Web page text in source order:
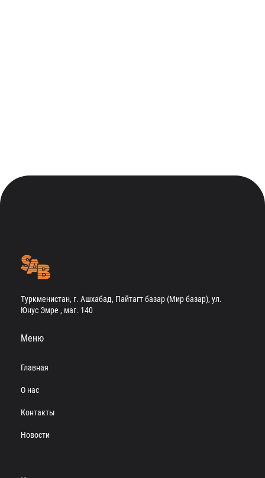
Туркменистан, г. Ашхабад, Пайтагт базар (Мир базар), ул.
Юнус Эмре , маг. 140
Меню
Главная
О нас
Контакты
Новости